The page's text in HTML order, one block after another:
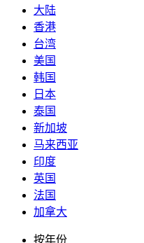
大陆
香港
台湾
美国
韩国
日本
泰国
新加坡
马来西亚
印度
英国
法国
加拿大
按年份